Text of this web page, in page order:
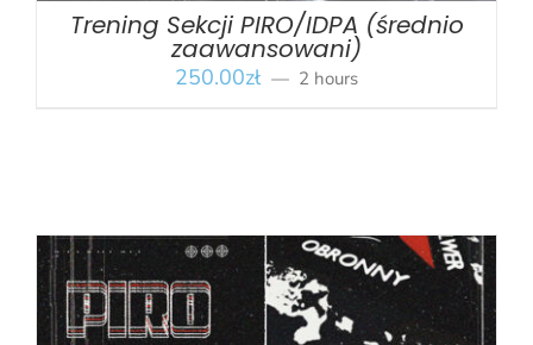
Trening Sekcji PIRO/IDPA (średnio
zaawansowani)
250.00zł 2 hours